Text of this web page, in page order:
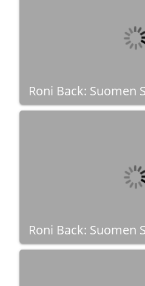
Roni Back: Suomen
Roni Back: Suomen